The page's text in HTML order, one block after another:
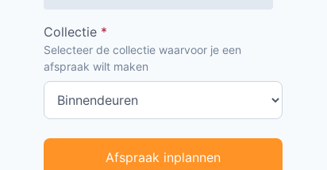
Collectie *
Selecteer de collectie waarvoor je een
afspraak wilt maken
Afspraak inplannen